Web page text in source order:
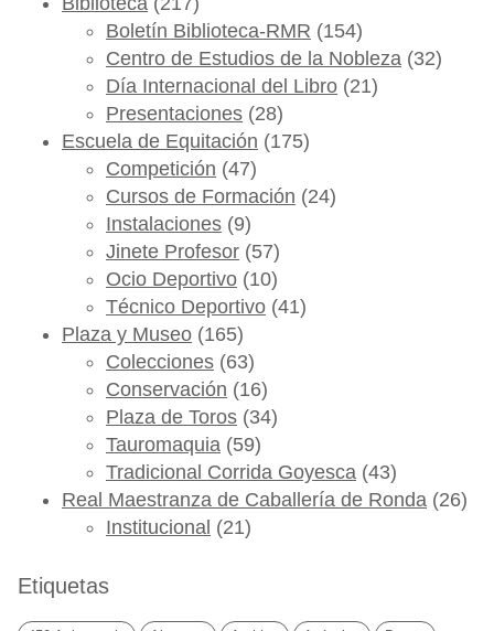
Boletín Biblioteca-RMR (154)
Centro de Estudios de la Nobleza (32)
Día Internacional del Libro (21)
Presentaciones (28)
Escuela de Equitación (175)
Competición (47)
Cursos de Formación (24)
Instalaciones (9)
Jinete Profesor (57)
Ocio Deportivo (10)
Técnico Deportivo (41)
Plaza y Museo (165)
Colecciones (63)
Conservación (16)
Plaza de Toros (34)
Tauromaquia (59)
Tradicional Corrida Goyesca (43)
Real Maestranza de Caballería de Ronda (26)
Institucional (21)
Etiquetas